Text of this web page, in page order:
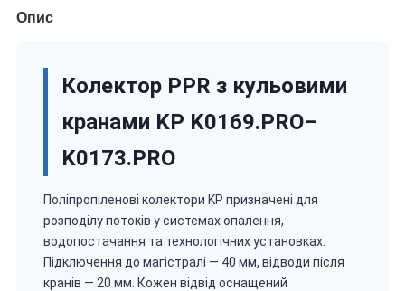
Опис
Колектор PPR з кульовими
кранами KP K0169.PRO–
K0173.PRO
Поліпропіленові колектори KP призначені для
розподілу потоків у системах опалення,
водопостачання та технологічних установках.
Підключення до магістралі — 40 мм, відводи після
кранів — 20 мм. Кожен відвід оснащений